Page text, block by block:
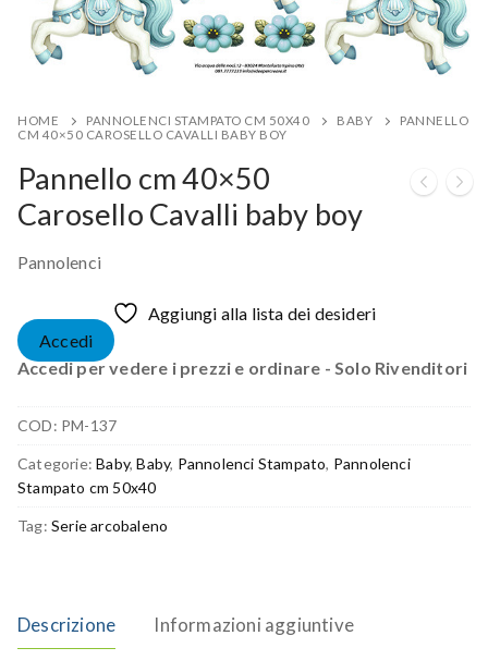
HOME PANNOLENCI STAMPATO CM 50X40 BABY
PANNELLO
CM 40×50 CAROSELLO CAVALLI BABY BOY
Pannello cm 40×50
Carosello Cavalli baby boy
Pannolenci
Aggiungi alla lista dei desideri
Accedi
Accedi per vedere i prezzi e ordinare - Solo Rivenditori
COD: PM-137
Categorie:Baby,Baby, Pannolenci Stampato, Pannolenci
Stampato cm 50x40
Tag: Serie arcobaleno
Descrizione Informazioni aggiuntive